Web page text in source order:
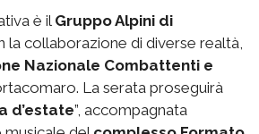
è il Gruppo Alpini di
la collaborazione di diverse realtà,
Nazionale Combattenti e
La serata proseguirà
d’estate”, accompagnata